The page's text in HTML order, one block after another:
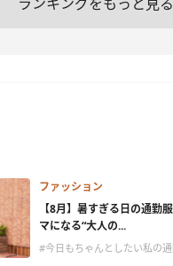
ランキングをもっと見る
ファッション
【8月】暑すぎる日の通勤
マになる“大人の...
#今日もちゃんとしたい私の